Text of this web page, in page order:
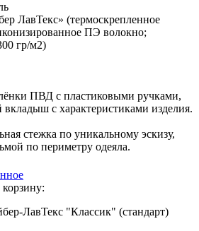
ЛавТекс» (термоскрепленное
ПЭ волокно;
гр/м2)
ПВД с пластиковыми ручками,
с характеристиками изделия.
стежка по уникальному эскизу,
по периметру одеяла.
ЛавТекс "Классик" (стандарт)